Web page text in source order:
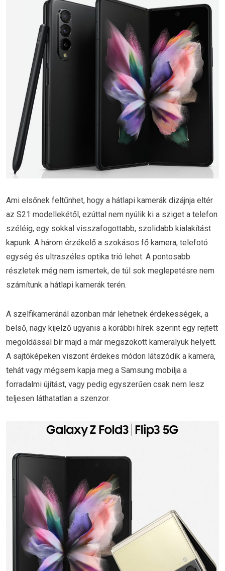
Ami elsőnek feltűnhet, hogy a hátlapi kamerák dizájnja eltér
az S21 modellekétől, ezúttal nem nyúlik ki a sziget a telefon
széléig, egy sokkal visszafogottabb, szolidabb kialakítást
kapunk. A három érzékelő a szokásos fő kamera, telefotó
egység és ultraszéles optika trió lehet. A pontosabb
részletek még nem ismertek, de túl sok meglepetésre nem
számítunk a hátlapi kamerák terén.
A szelfikameránál azonban már lehetnek érdekességek, a
belső, nagy kijelző ugyanis a korábbi hírek szerint egy rejtett
megoldással bír majd a már megszokott kameralyuk helyett.
A sajtóképeken viszont érdekes módon látszódik a kamera,
tehát vagy mégsem kapja meg a Samsung mobilja a
forradalmi újítást, vagy pedig egyszerűen csak nem lesz
teljesen láthatatlan a szenzor.